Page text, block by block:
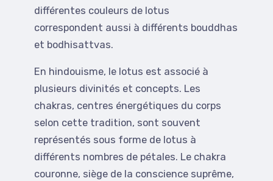
différentes couleurs de lotus
correspondent aussi à différents bouddhas
et bodhisattvas.
En hindouisme, le lotus est associé à
plusieurs divinités et concepts. Les
chakras, centres énergétiques du corps
selon cette tradition, sont souvent
représentés sous forme de lotus à
différents nombres de pétales. Le chakra
couronne, siège de la conscience suprême,